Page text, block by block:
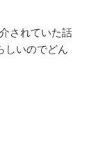
されていた話
しいのでどん
してみた